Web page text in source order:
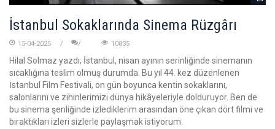
İstanbul Sokaklarında Sinema Rüzgârı
15-04-2025 10835
Hilal Solmaz yazdı; İstanbul, nisan ayının serinliğinde sinemanın
sıcaklığına teslim olmuş durumda. Bu yıl 44. kez düzenlenen
İstanbul Film Festivali, on gün boyunca kentin sokaklarını,
salonlarını ve zihinlerimizi dünya hikâyeleriyle dolduruyor. Ben de
bu sinema şenliğinde izlediklerim arasından öne çıkan dört filmi ve
bıraktıkları izleri sizlerle paylaşmak istiyorum.